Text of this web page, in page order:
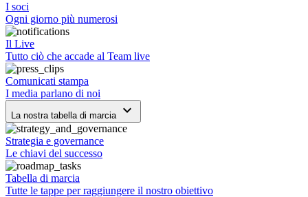
I soci
Ogni giorno più numerosi
Il Live
Tutto ciò che accade al Team live
Comunicati stampa
I media parlano di noi
La nostra tabella di marcia keyboard_arrow_down
Strategia e governance
Le chiavi del successo
Tabella di marcia
Tutte le tappe per raggiungere il nostro obiettivo